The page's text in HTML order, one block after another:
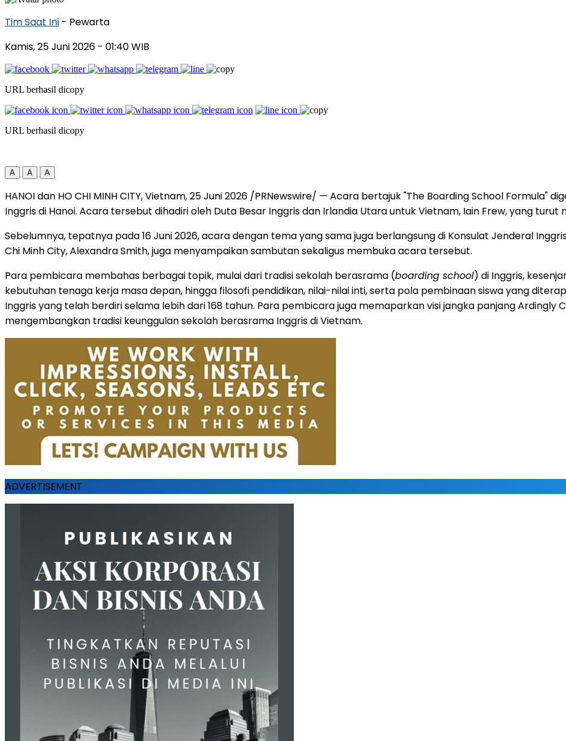
Tim Saat Ini - Pewarta
Kamis, 25 Juni 2026 - 01:40 WIB
URL berhasil dicopy
URL berhasil dicopy
A A A
HANOI dan HO CHI MINH CITY, Vietnam,25 Juni 2026 /PRNewswire/ — Acara bertajuk "The Boarding School Formula"
Inggris di Hanoi. Acara tersebut dihadiri oleh Duta Besar Inggris dan Irlandia Utara untuk Vietnam, Iain Frew, yang
Sebelumnya, tepatnya pada 16 Juni 2026, acara dengan tema yang sama juga berlangsung di Konsulat Jenderal
Chi Minh City, Alexandra Smith, juga menyampaikan sambutan sekaligus membuka acara tersebut.
Para pembicara membahas berbagai topik, mulai dari tradisi sekolah berasrama (boarding school) di Inggris,
kebutuhan tenaga kerja masa depan, hingga filosofi pendidikan, nilai-nilai inti, serta pola pembinaan siswa yang
Inggris yang telah berdiri selama lebih dari 168 tahun. Para pembicara juga memaparkan visi jangka panjang Ardingly
mengembangkan tradisi keunggulan sekolah berasrama Inggris di Vietnam.
ADVERTISEMENT